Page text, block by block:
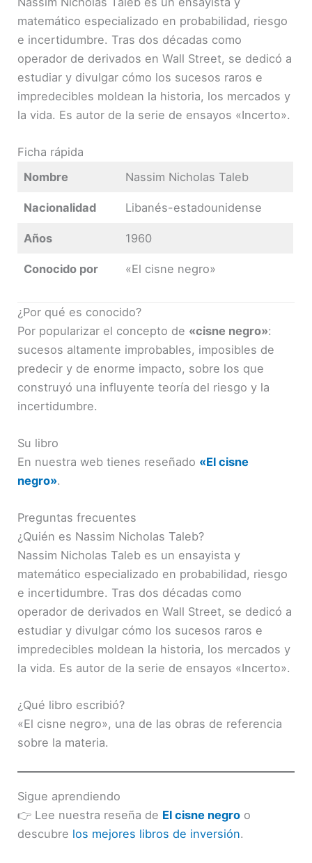
matemático especializado en probabilidad, riesgo
e incertidumbre. Tras dos décadas como
operador de derivados en Wall Street, se dedicó a
estudiar y divulgar cómo los sucesos raros e
impredecibles moldean la historia, los mercados y
la vida. Es autor de la serie de ensayos «Incerto».
Ficha rápida
Nombre
Nassim Nicholas Taleb
Nacionalidad Libanés-estadounidense
Años 1960
Conocido por «El cisne negro»
¿Por qué es conocido?
Por popularizar el concepto de «cisne negro»:
sucesos altamente improbables, imposibles de
predecir y de enorme impacto, sobre los que
construyó una influyente teoría del riesgo y la
incertidumbre.
Su libro
En nuestra web tienes reseñado «El cisne
negro».
Preguntas frecuentes
¿Quién es Nassim Nicholas Taleb?
Nassim Nicholas Taleb es un ensayista y
matemático especializado en probabilidad, riesgo
e incertidumbre. Tras dos décadas como
operador de derivados en Wall Street, se dedicó a
estudiar y divulgar cómo los sucesos raros e
impredecibles moldean la historia, los mercados y
la vida. Es autor de la serie de ensayos «Incerto».
¿Qué libro escribió?
«El cisne negro», una de las obras de referencia
sobre la materia.
Sigue aprendiendo
👉 Lee nuestra reseña de El cisne negro o
descubre los mejores libros de inversión.